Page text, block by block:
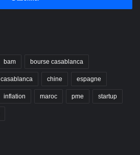
bam bourse casablanca
casablanca chine espagne
inflation maroc pme startup